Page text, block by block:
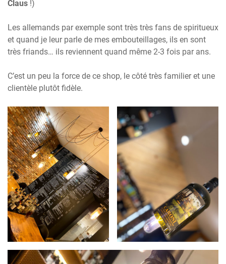
Claus !)
Les allemands par exemple sont très très fans de spiritueux
et quand je leur parle de mes embouteillages, ils en sont
très friands… ils reviennent quand même 2-3 fois par ans.
C’est un peu la force de ce shop, le côté très familier et une
clientèle plutôt fidèle.